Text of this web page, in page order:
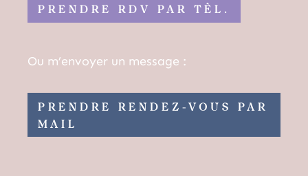
PRENDRE RDV PAR TÈL.
Ou m’envoyer un message :
PRENDRE RENDEZ-VOUS PAR
MAIL